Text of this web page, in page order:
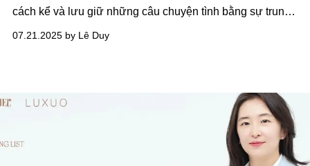
cách kể và lưu giữ những câu chuyện tình bằng sự trung
nơi thể hiện kỹ thuật hay áp đặt góc nhìn cá nhân. Với
07.21.2025 by Lê Duy